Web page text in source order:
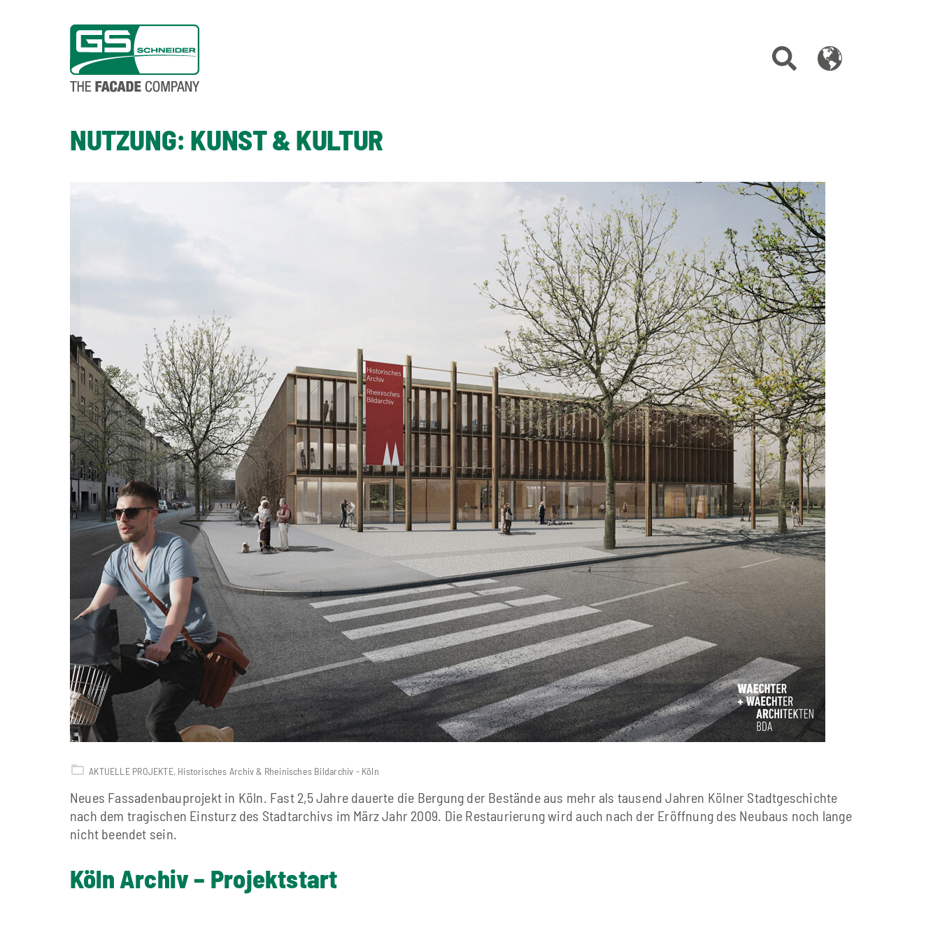
NUTZUNG: KUNST & KULTUR
AKTUELLE PROJEKTE, Historisches Archiv & Rheinisches Bildarchiv - Köln
Neues Fassadenbauprojekt in Köln. Fast 2,5 Jahre dauerte die Bergung der Bestände aus mehr als tausend Jahren Kölner Stadtgeschichte
nach dem tragischen Einsturz des Stadtarchivs im März Jahr 2009. Die Restaurierung wird auch nach der Eröffnung des Neubaus noch lange
nicht beendet sein.
Köln Archiv – Projektstart